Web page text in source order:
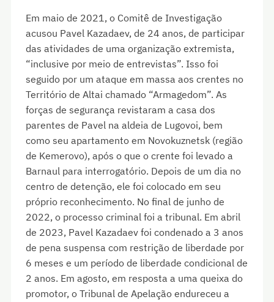
Em maio de 2021, o Comitê de Investigação
acusou Pavel Kazadaev, de 24 anos, de participar
das atividades de uma organização extremista,
“inclusive por meio de entrevistas”. Isso foi
seguido por um ataque em massa aos crentes no
Território de Altai chamado “Armagedom”. As
forças de segurança revistaram a casa dos
parentes de Pavel na aldeia de Lugovoi, bem
como seu apartamento em Novokuznetsk (região
de Kemerovo), após o que o crente foi levado a
Barnaul para interrogatório. Depois de um dia no
centro de detenção, ele foi colocado em seu
próprio reconhecimento. No final de junho de
2022, o processo criminal foi a tribunal. Em abril
de 2023, Pavel Kazadaev foi condenado a 3 anos
de pena suspensa com restrição de liberdade por
6 meses e um período de liberdade condicional de
2 anos. Em agosto, em resposta a uma queixa do
promotor, o Tribunal de Apelação endureceu a